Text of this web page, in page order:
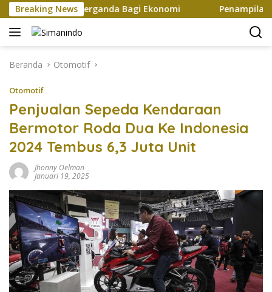
Langsung
ke
konten
Breaking News
Efek Berganda Bagi Ekonomi Penampilan dan
Beranda Otomotif
Otomotif
Penjualan Sepeda Kendaraan
Bermotor Roda Dua Ke Indonesia
2024 Tembus 6,3 Juta Unit
Jhonny Oelman
Januari 19, 2025